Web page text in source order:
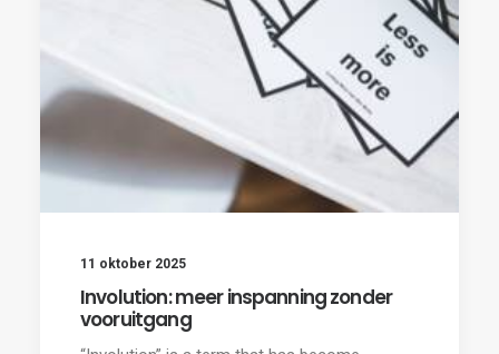
11 oktober 2025
Involution: meer inspanning zonder
vooruitgang